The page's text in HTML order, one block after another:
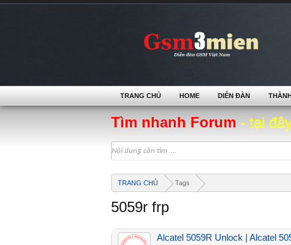
Tìm nhanh Forum - tại
TRANG CHỦ Tags
5059r frp
Alcatel 5059R Unlock | Alcatel
TRANG CHỦ HOME DIỄN ĐÀN